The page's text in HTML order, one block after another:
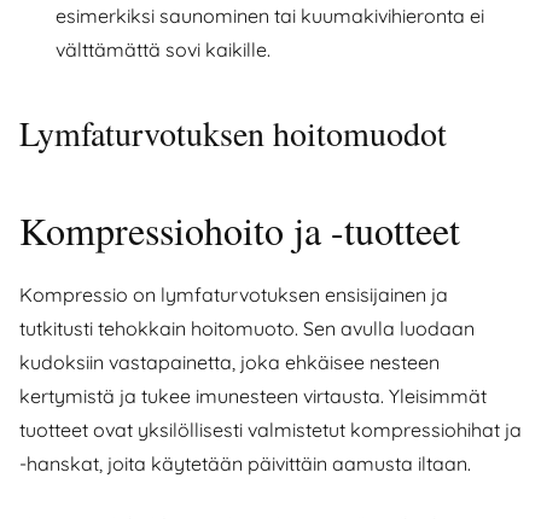
esimerkiksi saunominen tai kuumakivihieronta ei
välttämättä sovi kaikille.
Lymfaturvotuksen hoitomuodot
Kompressiohoito ja -tuotteet
Kompressio on lymfaturvotuksen ensisijainen ja
tutkitusti tehokkain hoitomuoto. Sen avulla luodaan
kudoksiin vastapainetta, joka ehkäisee nesteen
kertymistä ja tukee imunesteen virtausta. Yleisimmät
tuotteet ovat yksilöllisesti valmistetut kompressiohihat ja
-hanskat, joita käytetään päivittäin aamusta iltaan.